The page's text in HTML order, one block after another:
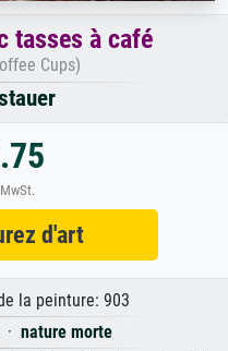
tasses à café
Cups)
d'art
la peinture: 903
nature morte